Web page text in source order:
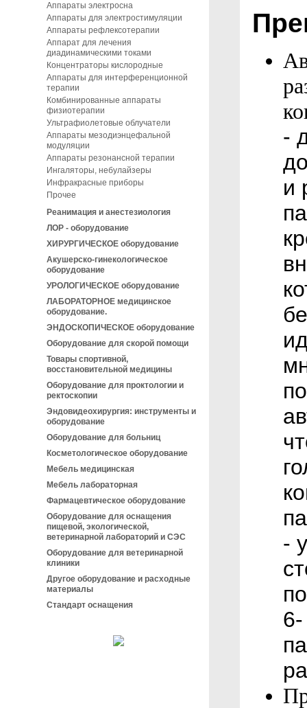
Аппараты электросна
Аппараты для электростимуляции
Аппараты рефлексотерапии
Аппарат для лечения
диадинамическими токами
Концентраторы кислородные
Аппараты для интерференционной
терапии
Комбинированные аппараты
физиотерапии
Ультрафиолетовые облучатели
Аппараты мезодиэнцефальной
модуляции
Аппараты резонансной терапии
Ингаляторы, небулайзеры
Инфракрасные приборы
Прочее
Реанимация и анестезиология
ЛОР - оборудование
ХИРУРГИЧЕСКОЕ оборудование
Акушерско-гинекологическое
оборудование
УРОЛОГИЧЕСКОЕ оборудование
ЛАБОРАТОРНОЕ медицинское
оборудование.
ЭНДОСКОПИЧЕСКОЕ оборудование
Оборудование для скорой помощи
Товары спортивной,
восстановительной медицины
Оборудование для проктологии и
ректоскопии
Эндовидеохирургия: инструменты и
оборудование
Оборудование для больниц
Косметологическое оборудование
Мебель медицинская
Мебель лабораторная
Фармацевтическое оборудование
Оборудование для оснащения
пищевой, экологической,
ветеринарной лабораторий и СЭС
Оборудование для ветеринарной
клиники
Другое оборудование и расходные
материалы
Стандарт оснащения
-
и
-